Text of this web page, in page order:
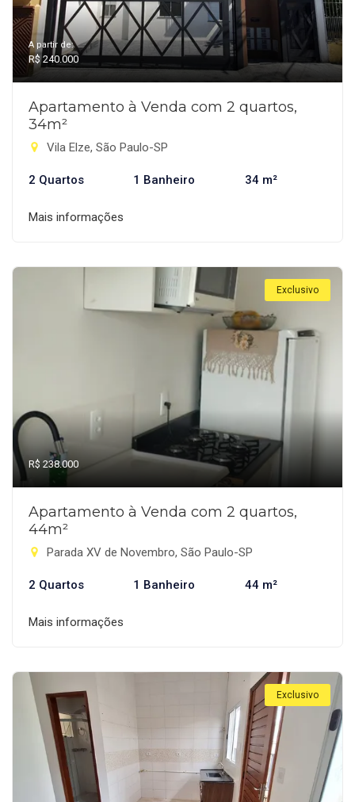
A partir de:
R$ 240.000
Apartamento à Venda com 2 quartos,
34m²
Vila Elze, São Paulo-SP
2 Quartos 1 Banheiro 34 m²
Mais informações
Exclusivo
R$ 238.000
Apartamento à Venda com 2 quartos,
44m²
Parada XV de Novembro, São Paulo-SP
2 Quartos 1 Banheiro 44 m²
Mais informações
Exclusivo